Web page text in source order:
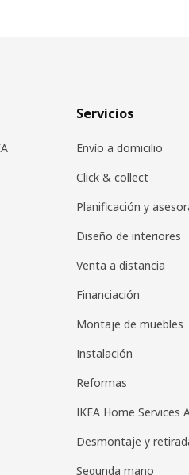
Servicios
Envío a domicilio
Click & collect
Planificación y
Diseño de interiores
Venta a distancia
Financiación
Montaje de muebles
Instalación
Reformas
IKEA Home Services
Desmontaje y
Segunda mano